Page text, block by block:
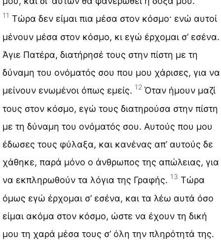
11 Τώρα δεν είμαι πια μέσα στον κόσμο· ενώ αυτοί
μένουν μέσα στον κόσμο, κι εγώ έρχομαι σ’ εσένα.
Άγιε Πατέρα, διατήρησέ τους στην πίστη με τη
δύναμη του ονόματός σου που μου χάρισες, για να
μείνουν ενωμένοι όπως εμείς. 12 Όταν ήμουν μαζί
τους στον κόσμο, εγώ τους διατηρούσα στην πίστη
με τη δύναμη του ονόματός σου. Αυτούς που μου
έδωσες τους φύλαξα, και κανένας απ’ αυτούς δε
χάθηκε, παρά μόνο ο άνθρωπος της απώλειας, για
να εκπληρωθούν τα λόγια της Γραφής. 13 Τώρα
όμως εγώ έρχομαι σ’ εσένα, και τα λέω αυτά όσο
είμαι ακόμα στον κόσμο, ώστε να έχουν τη δική
μου τη χαρά μέσα τους σ’ όλη την πληρότητά της.